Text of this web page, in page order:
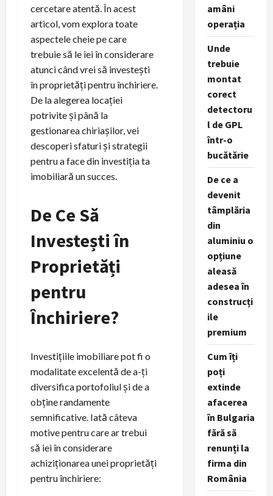
cercetare atentă. În acest
articol, vom explora toate
aspectele cheie pe care
trebuie să le iei în considerare
atunci când vrei să investești
în proprietăți pentru închiriere.
De la alegerea locației
potrivite și până la
gestionarea chiriașilor, vei
descoperi sfaturi și strategii
pentru a face din investiția ta
imobiliară un succes.
De Ce Să
Investești în
Proprietăți
pentru
Închiriere?
Investițiile imobiliare pot fi o
modalitate excelentă de a-ți
diversifica portofoliul și de a
obține randamente
semnificative. Iată câteva
motive pentru care ar trebui
să iei în considerare
achiziționarea unei proprietăți
pentru închiriere:
amâni
operația
Unde
trebuie
montat
corect
detectoru
l de GPL
într-o
bucătărie
De ce a
devenit
tâmplăria
din
aluminiu o
opțiune
aleasă
adesea în
construcți
ile
premium
Cum îți
poți
extinde
afacerea
în Bulgaria
fără să
renunți la
firma din
România